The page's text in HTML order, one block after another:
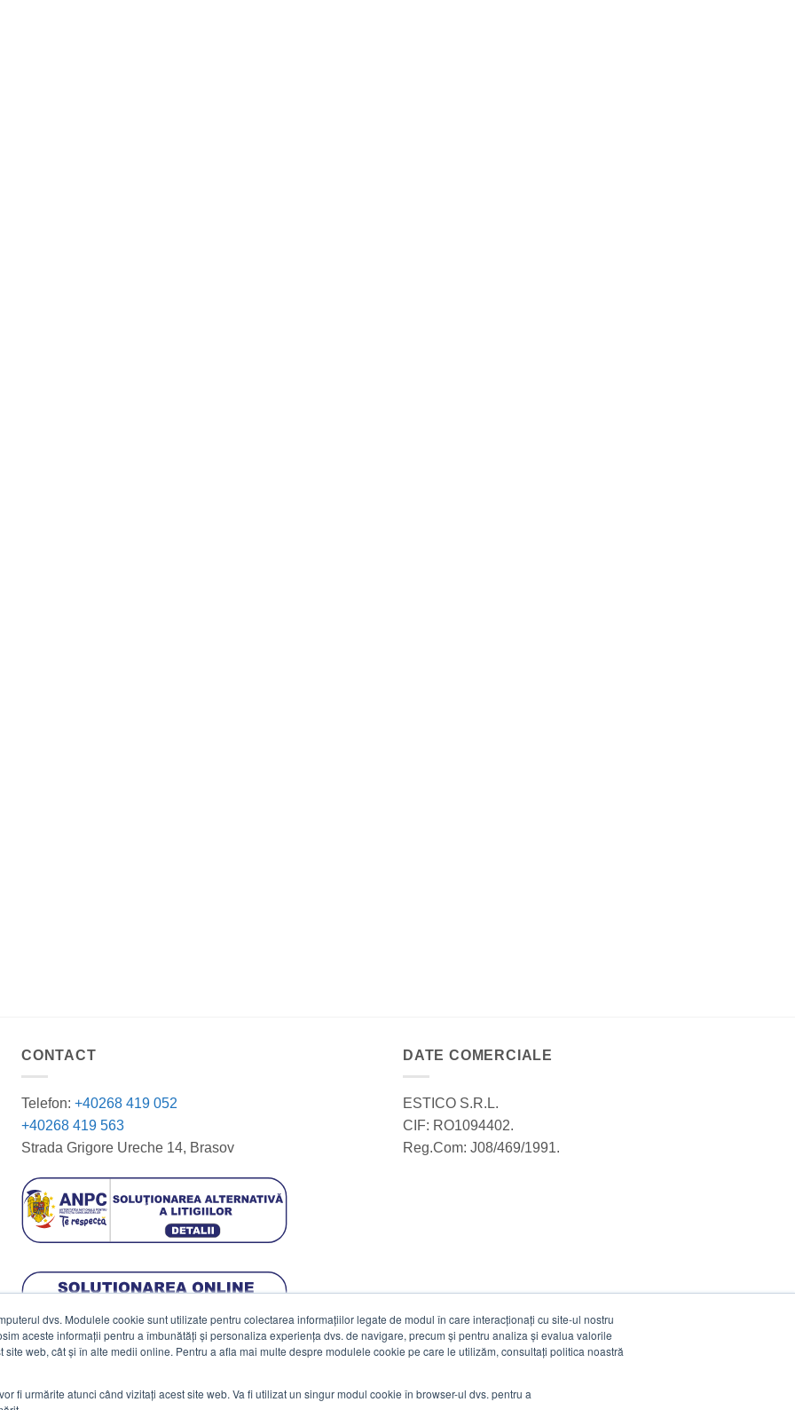
dvs. Modulele cookie sunt utilizate pentru colectarea informațiilor legate de modul în care interacționați cu site-ul nostru
aceste informații pentru a îmbunătăți și personaliza experiența dvs. de navigare, precum și pentru analiza și evalua valorile
web, cât și în alte medii online. Pentru a afla mai multe despre modulele cookie pe care le utilizăm, consultați politica noastră
fi urmărite atunci când vizitați acest site web. Va fi utilizat un singur modul cookie în browser-ul dvs. pentru a
CONTACT
Telefon: +40268 419 052
+40268 419 563
Strada Grigore Ureche 14, Brasov
DATE COMERCIALE
ESTICO S.R.L.
CIF: RO1094402.
Reg.Com: J08/469/1991.